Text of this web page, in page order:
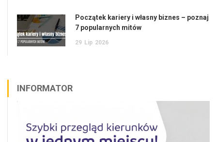
Początek kariery i własny biznes – poznaj
7 popularnych mitów
29 Lip 2026
INFORMATOR